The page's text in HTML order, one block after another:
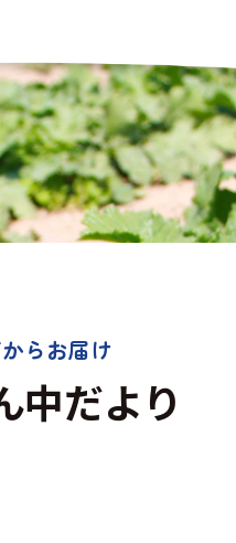
らお届け
中だより